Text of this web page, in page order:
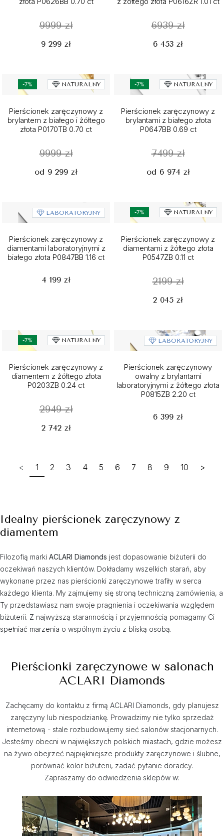
9999 zł
9 299 zł
6939 zł
6 453 zł
-7% NATURALNY
Pierścionek zaręczynowy z
brylantem z białego i żółtego
złota P0170TB 0.70 ct
9999 zł
od 9 299 zł
-7% NATURALNY
Pierścionek zaręczynowy z
brylantami z białego złota
P0647BB 0.69 ct
7499 zł
od 6 974 zł
LABORATORYJNY
Pierścionek zaręczynowy z
diamentami laboratoryjnymi z
białego złota P0847BB 1.16 ct
4 199 zł
-7% NATURALNY
Pierścionek zaręczynowy z
diamentami z żółtego złota
P0547ZB 0.11 ct
2199 zł
2 045 zł
-7% NATURALNY
Pierścionek zaręczynowy z
diamentem z żółtego złota
P0203ZB 0.24 ct
2949 zł
2 742 zł
LABORATORYJNY
Pierścionek zaręczynowy
owalny z brylantami
laboratoryjnymi z żółtego złota
P0815ZB 2.20 ct
6 399 zł
< 1 2 3 4 5 6 7 8 9 10 >
Idealny pierścionek zaręczynowy z
diamentem
Filozofią marki ACLARI Diamonds jest dopasowanie biżuterii do
oczekiwań naszych klientów. Dokładamy wszelkich starań, aby
wykonane przez nas pierścionki zaręczynowe trafiły w serca
każdego klienta. My zajmujemy się stroną techniczną zamówienia, a
Ty przedstawiasz nam swoje pragnienia i oczekiwania względem
biżuterii. Z najwyższą starannością i przyjemnością pomagamy Ci
spełniać marzenia o wspólnym życiu z bliską osobą.
Pierścionki zaręczynowe w salonach
ACLARI Diamonds
Zachęcamy do kontaktu z firmą ACLARI Diamonds, gdy planujesz
zaręczyny lub niespodziankę. Prowadzimy nie tylko sprzedaż
internetową - stale rozbudowujemy sieć salonów stacjonarnych.
Jesteśmy obecni w największych polskich miastach, gdzie możesz
na żywo obejrzeć najpiękniejsze produkty zaręczynowe i ślubne,
porównać kolor biżuterii, zadać pytanie doradcy.
Zapraszamy do odwiedzenia sklepów w: